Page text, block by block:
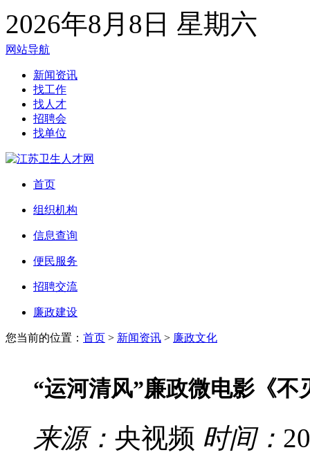
2026年8月8日 星期六
网站导航
新闻资讯
找工作
找人才
招聘会
找单位
首页
组织机构
信息查询
便民服务
招聘交流
廉政建设
您当前的位置： 首页 > 新闻资讯 > 廉政文化
“运河清风”廉政微电影《不
来源： 央视频 时间：